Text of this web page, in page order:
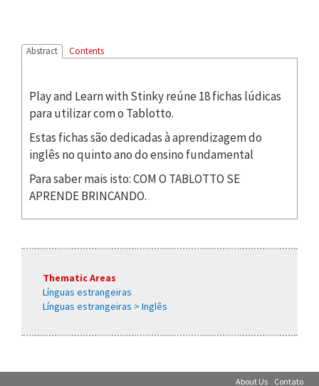
Abstract Contents
Play and Learn with Stinky reúne 18 fichas lúdicas
para utilizar com o Tablotto.
Estas fichas são dedicadas à aprendizagem do
inglês no quinto ano do ensino fundamental
Para saber mais isto: COM O TABLOTTO SE
APRENDE BRINCANDO.
Thematic Areas
Línguas estrangeiras
Línguas estrangeiras > Inglês
About Us Contato